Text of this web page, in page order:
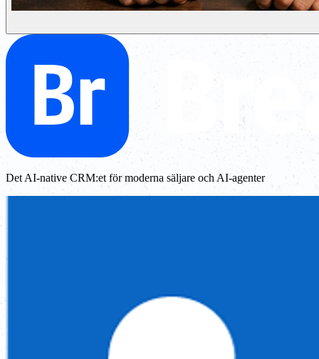
Det AI-native CRM:et för moderna säljare och AI-agenter